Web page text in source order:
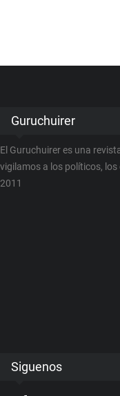
Guruchuirer
El Guruchuirer es una
vigilamos a los políticos,
2011
Siguenos